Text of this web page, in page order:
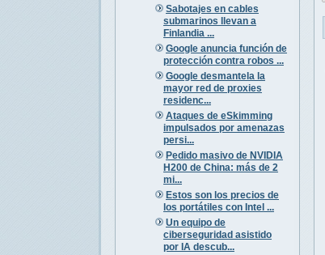
Sabotajes en cables
submarinos llevan a
Finlandia ...
Google anuncia función de
protección contra robos ...
Google desmantela la
mayor red de proxies
residenc...
Ataques de eSkimming
impulsados por amenazas
persi...
Pedido masivo de NVIDIA
H200 de China: más de 2
mi...
Estos son los precios de
los portátiles con Intel ...
Un equipo de
ciberseguridad asistido
por IA descub...